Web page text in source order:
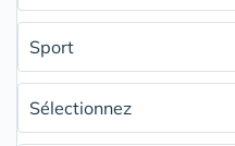
Sport
Sélectionnez